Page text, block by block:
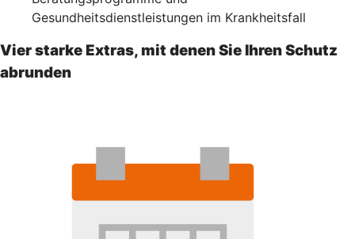
Gesundheitsdienstleistungen im Krankheitsfall
Vier starke Extras, mit denen Sie Ihren Schutz
abrunden